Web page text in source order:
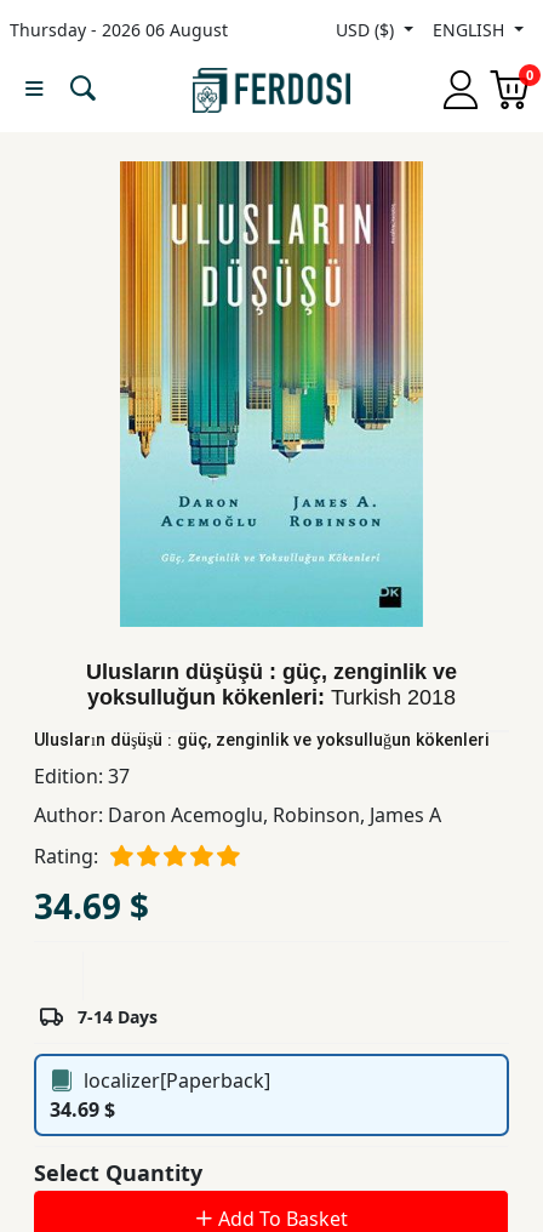
Thursday - 2026 06 August USD ($) ENGLISH
0
Menu
Educational
Books
Ferdosi
Publishing
Subscription
Ulusların düşüşü : güç, zenginlik ve
yoksulluğun kökenleri: Turkish 2018
Ulusların düşüşü : güç, zenginlik ve yoksulluğun kökenleri
Edition: 37
Author: Daron Acemoglu, Robinson, James A
Rating:
34.69 $
7-14 Days
localizer[Paperback]
34.69 $
Select Quantity
Add To Basket